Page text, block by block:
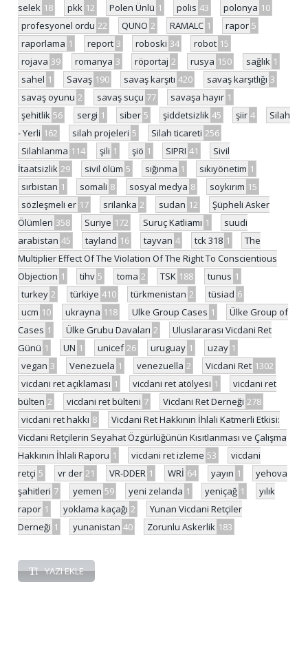
selek 18 pkk 12 Polen Ünlü 1 polis 43 polonya 10
profesyonel ordu 22 QUNO 2 RAMALC 1 rapor 5
raporlama 1 report 3 roboski 34 robot 15
rojava 39 romanya 3 röportaj 2 rusya 150 sağlık 1
sahel 1 Savaş 190 savaş karşıtı 420 savaş karşıtlığı 3
savaş oyunu 2 savaş suçu 77 savaşa hayır 1
şehitlik 56 sergi 1 siber 5 şiddetsizlik 45 şiir 4
Silah
- Yerli 162 silah projeleri 5 Silah ticareti 256
Silahlanma 114 şili 1 şiö 1 SIPRI 41
Sivil
İtaatsizlik 29 sivil ölüm 5 sığınma 1 sıkıyönetim 1
sırbistan 1 somali 8 sosyal medya 8 soykırım 15
sözleşmeli er 17 srilanka 2 sudan 12
Şüpheli Asker
Ölümleri 358 Suriye 172 Suruç Katliamı 1
suudi
arabistan 45 tayland 16 tayvan 4 tck 318 1
The
Multiplier Effect Of The Violation Of The Right To Conscientious
Objection 1 tihv 5 toma 2 TSK 188 tunus 1
turkey 2 türkiye 410 türkmenistan 2 tüsiad 6
ucm 10 ukrayna 118 Ulke Group Cases 1
Ülke Group of
Cases 1 Ülke Grubu Davaları 2
Uluslararası Vicdani Ret
Günü 1 UN 1 unicef 26 uruguay 1 uzay 1
vegan 3 Venezuela 1 venezuella 2 Vicdani Ret 1302
vicdani ret açıklaması 1 vicdani ret atölyesi 1
vicdani ret
bülten 2 vicdani ret bülteni 7 Vicdani Ret Derneği 278
vicdani ret hakkı 8
Vicdani Ret Hakkının İhlali Katmerli Etkisi:
Vicdani Retçilerin Seyahat Özgürlüğünün Kısıtlanması ve Çalışma
Hakkının İhlali Raporu 1 vicdani ret izleme 53
vicdani
retçi 5 vr der 21 VR-DDER 1 WRİ 64 yayın 1
yehova
şahitleri 7 yemen 59 yeni zelanda 1 yeniçağ 1
yılık
rapor 1 yoklama kaçağı 2
Yunan Vicdani Retçiler
Derneği 1 yunanistan 40 Zorunlu Askerlik 183
YAZI EKLE